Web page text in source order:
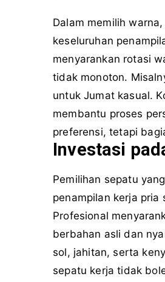
Dalam memilih
keseluruhan
menyarankan rotasi
tidak monoton.
untuk Jumat kasual.
membantu proses
preferensi, tetapi
Investasi
Pemilihan sepatu
penampilan kerja pria
Profesional
berbahan asli dan
sol, jahitan, serta
sepatu kerja tidak